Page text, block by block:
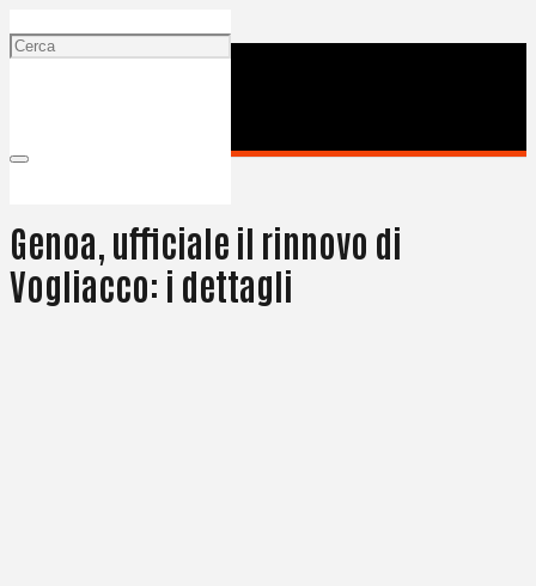
Genoa, ufficiale il rinnovo di
Vogliacco: i dettagli